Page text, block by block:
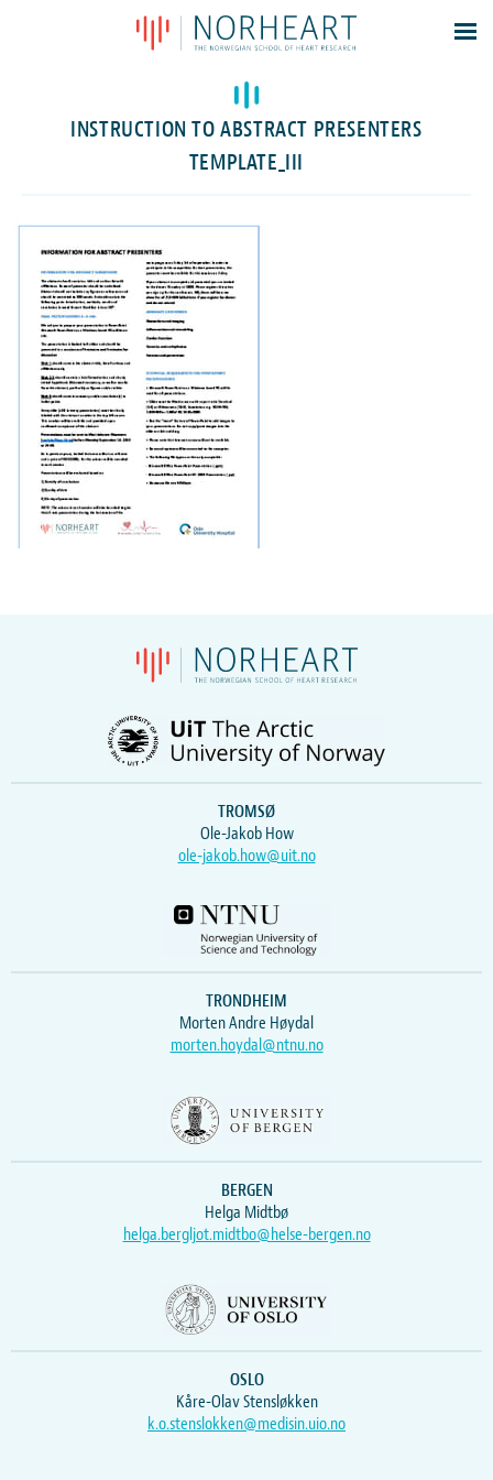
Latest news
Events
Theses
Contacts
About
Log In
INSTRUCTION TO ABSTRACT PRESENTERS
TEMPLATE_III
TROMSØ
Ole-Jakob How
ole-jakob.how@uit.no
TRONDHEIM
Morten Andre Høydal
morten.hoydal@ntnu.no
BERGEN
Helga Midtbø
helga.bergljot.midtbo@helse-bergen.no
OSLO
Kåre-Olav Stensløkken
k.o.stenslokken@medisin.uio.no